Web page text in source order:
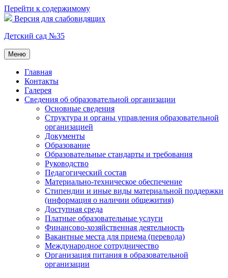
Перейти к содержимому
Версия для слабовидящих
Детский сад №35
Меню
Главная
Контакты
Галерея
Сведения об образовательной организации
Основные сведения
Структура и органы управления образовательной
организацией
Документы
Образование
Образовательные стандарты и требования
Руководство
Педагогический состав
Материально-техническое обеспечение
Стипендии и иные виды материальной поддержки
(информация о наличии общежития)
Доступная среда
Платные образовательные услуги
Финансово-хозяйственная деятельность
Вакантные места для приема (перевода)
Международное сотрудничество
Организация питания в образовательной
организации